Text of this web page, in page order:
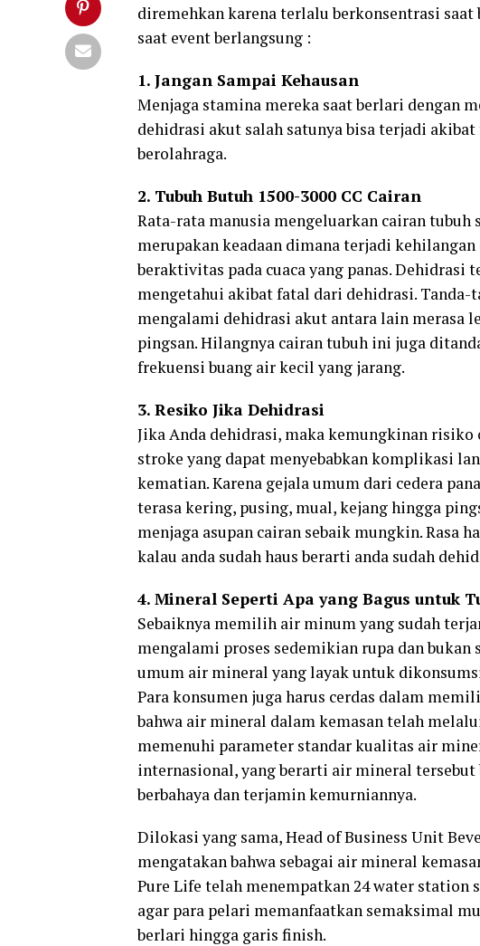
diremehkan karena terlalu berkonsentrasi
saat event berlangsung :
1. Jangan Sampai Kehausan
Menjaga stamina mereka saat berlari dengan
dehidrasi akut salah satunya bisa terjadi
berolahraga.
2. Tubuh Butuh 1500-3000 CC Cairan
Rata-rata manusia mengeluarkan cairan tubuh
merupakan keadaan dimana terjadi
beraktivitas pada cuaca yang panas. Dehidrasi
mengetahui akibat fatal dari dehidrasi.
mengalami dehidrasi akut antara lain merasa
pingsan. Hilangnya cairan tubuh ini juga
frekuensi buang air kecil yang jarang.
3. Resiko Jika Dehidrasi
Jika Anda dehidrasi, maka kemungkinan risiko
stroke yang dapat menyebabkan komplikasi
kematian. Karena gejala umum dari cedera
terasa kering, pusing, mual, kejang hingga
menjaga asupan cairan sebaik mungkin. Rasa
kalau anda sudah haus berarti anda sudah
4. Mineral Seperti Apa yang Bagus untuk
Sebaiknya memilih air minum yang sudah
mengalami proses sedemikian rupa dan
umum air mineral yang layak untuk
Para konsumen juga harus cerdas dalam
bahwa air mineral dalam kemasan telah
memenuhi parameter standar kualitas air
internasional, yang berarti air mineral
berbahaya dan terjamin kemurniannya.
Dilokasi yang sama, Head of Business Unit
mengatakan bahwa sebagai air mineral
Pure Life telah menempatkan 24 water station
agar para pelari memanfaatkan semaksimal
berlari hingga garis finish.